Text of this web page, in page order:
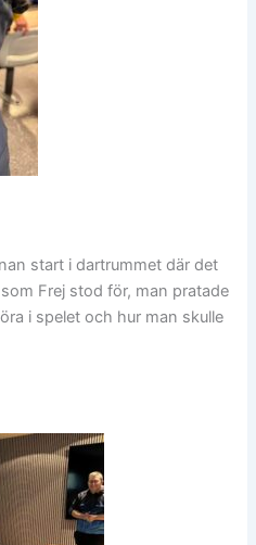
start i dartrummet där det
Frej stod för, man pratade
i spelet och hur man skulle